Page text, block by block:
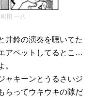
田 一八
井鈴の演奏を聴いてた
アペットしてるとこ…
。
ャキーンとうるさいジ
らってウキウキの隙だ